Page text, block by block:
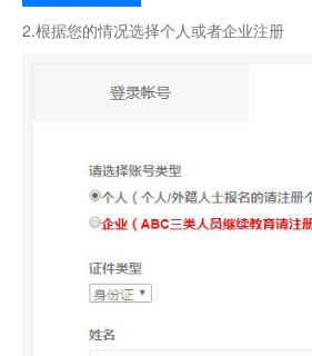
2.根据您的情况选择个人或者企业注册